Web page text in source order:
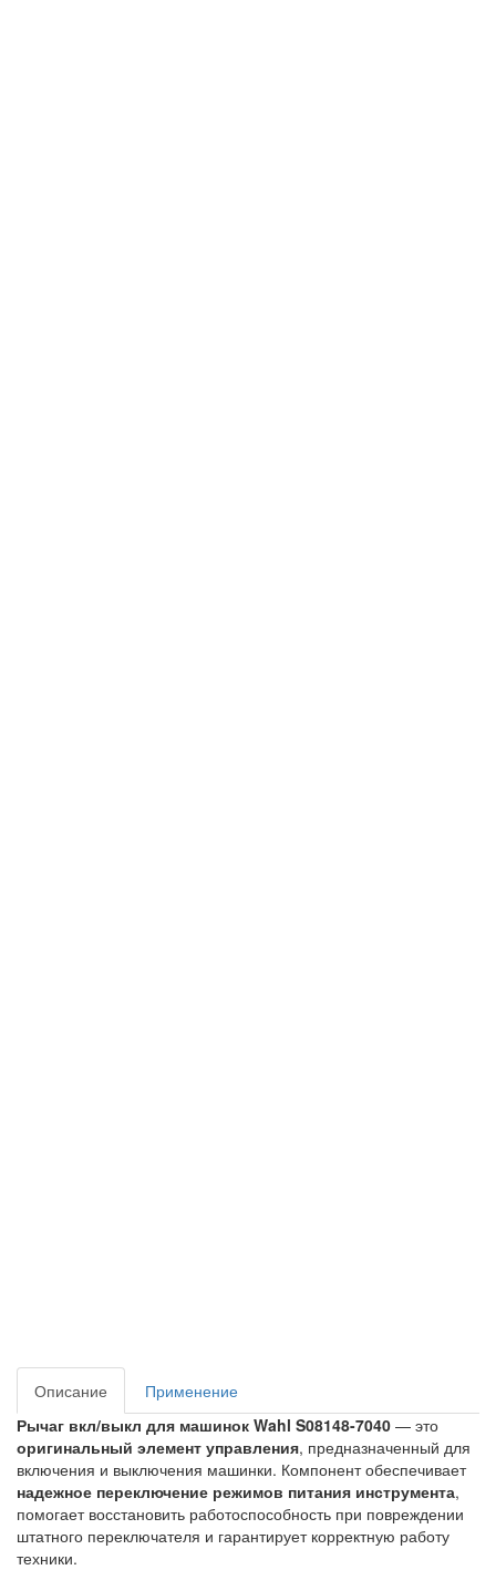
Описание
Применение
Рычаг вкл/выкл для машинок Wahl S08148-7040 — это
оригинальный элемент управления, предназначенный для
включения и выключения машинки. Компонент обеспечивает
надежное переключение режимов питания инструмента,
помогает восстановить работоспособность при повреждении
штатного переключателя и гарантирует корректную работу
техники.